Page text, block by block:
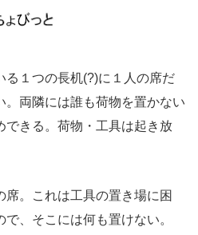
る１つの長机(?)に１人の席だ
。両隣には誰も荷物を置かない
できる。荷物・工具は起き放
。これは工具の置き場に困
、そこには何も置けない。